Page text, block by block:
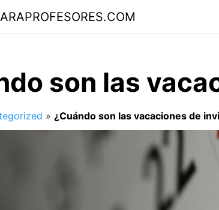
son las
» ¿Cuándo son las vacaciones de